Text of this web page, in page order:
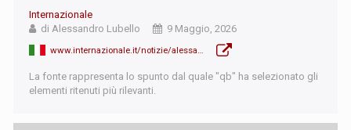
Internazionale
di Alessandro Lubello
9 Maggio, 2026
www.internazionale.it/notizie/alessandro-lubello/2026/05/09/wall-street-stablecoin
La fonte rappresenta lo spunto dal quale "qb" ha selezionato gli
elementi ritenuti più rilevanti.